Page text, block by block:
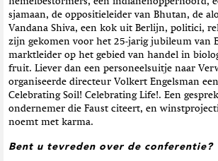
sjamaan, de oppositieleider van Bhutan, de
Vandana Shiva, een kok uit Berlijn, politici,
zijn gekomen voor het 25-jarig jubileum van
marktleider op het gebied van handel in
fruit. Liever dan een personeelsuitje naar
organiseerde directeur Volkert Engelsman
Celebrating Soil! Celebrating Life!. Een
ondernemer die Faust citeert, en
noemt met karma.
Bent u tevreden over de conferentie?